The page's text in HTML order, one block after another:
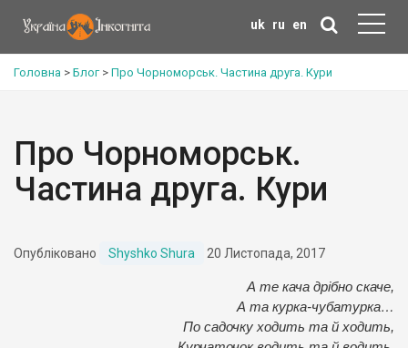
uk ru en
Головна > Блог> Про Чорноморськ. Частина друга. Кури
Про Чорноморськ.
Частина друга. Кури
Опубліковано Shyshko Shura 20 Листопада, 2017
А те кача дрібно скаче,
А та курка-чубатурка…
По садочку ходить та й ходить,